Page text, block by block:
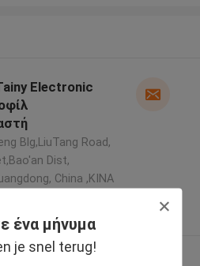
ένα μήνυμα
je snel terug!
Electronic
Blg,LiuTang Road,
Dist,
China ,ΚΙΝΑ
προμηθευτής